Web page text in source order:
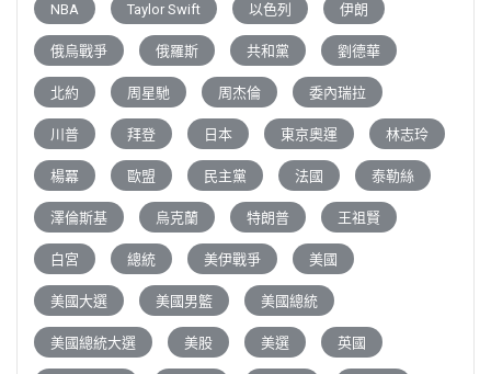
NBA Taylor Swift 以色列 伊朗
俄烏戰爭 俄羅斯 共和黨 劉德華
北約 周星馳 周杰倫 委內瑞拉
川普 拜登 日本 東京奧運 林志玲
楊冪 歐盟 民主黨 法國 泰勒絲
澤倫斯基 烏克蘭 特朗普 王祖賢
白宮 總統 美伊戰爭 美國
美國大選 美國男籃 美國總統
美國總統大選 美股 美選 英國